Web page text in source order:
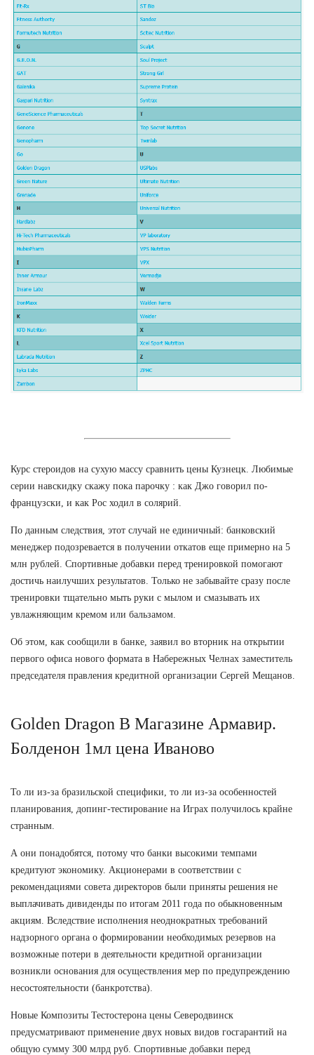
Курс стероидов на сухую массу сравнить цены Кузнецк. Любимые
серии навскидку скажу пока парочку : как Джо говорил по-
французски, и как Рос ходил в солярий.
По данным следствия, этот случай не единичный: банковский
менеджер подозревается в получении откатов еще примерно на 5
млн рублей. Спортивные добавки перед тренировкой помогают
достичь наилучших результатов. Только не забывайте сразу после
тренировки тщательно мыть руки с мылом и смазывать их
увлажняющим кремом или бальзамом.
Об этом, как сообщили в банке, заявил во вторник на открытии
первого офиса нового формата в Набережных Челнах заместитель
председателя правления кредитной организации Сергей Мещанов.
Golden Dragon В Магазине Армавир.
Болденон 1мл цена Иваново
То ли из-за бразильской специфики, то ли из-за особенностей
планирования, допинг-тестирование на Играх получилось крайне
странным.
А они понадобятся, потому что банки высокими темпами
кредитуют экономику. Акционерами в соответствии с
рекомендациями совета директоров были приняты решения не
выплачивать дивиденды по итогам 2011 года по обыкновенным
акциям. Вследствие исполнения неоднократных требований
надзорного органа о формировании необходимых резервов на
возможные потери в деятельности кредитной организации
возникли основания для осуществления мер по предупреждению
несостоятельности (банкротства).
Новые Композиты Тестостерона цены Северодвинск
предусматривают применение двух новых видов госгарантий на
общую сумму 300 млрд руб. Спортивные добавки перед